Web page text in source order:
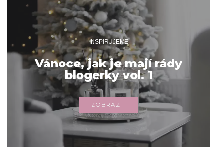
INSPIRUJEME
Vánoce, jak je mají rády
blogerky vol. 1
ZOBRAZIT